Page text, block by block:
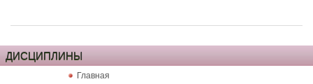
ДИСЦИПЛИНЫ
Главная